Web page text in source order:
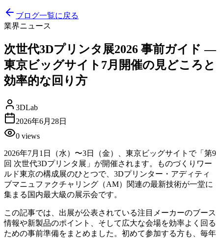
ブログ一覧に戻る
業界ニュース
次世代3Dプリンタ展2026 事前ガイド —
東京ビッグサイト7月開催の見どころと
効率的な回り方
3DLab
2026年6月28日
0 views
2026年7月1日（水）〜3日（金）、東京ビッグサイトで「第9
回 次世代3Dプリンタ展」が開催されます。ものづくりワー
ルド東京の構成展のひとつで、3Dプリンター・アディティ
ブマニュファクチャリング（AM）関連の最新技術が一堂に
集まる国内最大級の展示会です。
この記事では、出展が公表されている注目メーカーのブース
情報や新製品のポイント、そして広大な会場を効率よく回る
ための事前準備をまとめました。初めて参加する方も、毎年